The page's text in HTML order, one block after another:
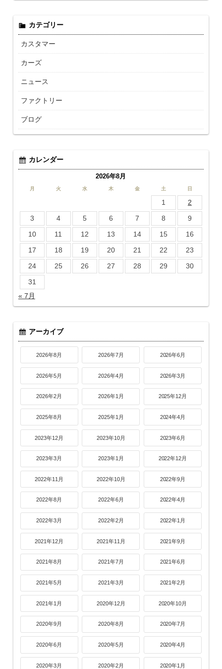
カテゴリー
カスタマー
カーズ
ニュース
ファクトリー
ブログ
カレンダー
2026年8月
月 火 水 木 金 土 日
1
2
3
4 5 6 7 8
9
10
11 12 13 14 15
16
17
18 19 20 21 22
23
24
25 26 27 28 29
30
31
« 7月
アーカイブ
2026年8月 2026年7月 2026年6月
2026年5月 2026年4月 2026年3月
2026年2月 2026年1月 2025年12月
2025年8月 2025年1月 2024年4月
2023年12月 2023年10月 2023年6月
2023年3月 2023年1月 2022年12月
2022年11月 2022年10月 2022年9月
2022年8月 2022年6月 2022年4月
2022年3月 2022年2月 2022年1月
2021年12月 2021年11月 2021年9月
2021年8月 2021年7月 2021年6月
2021年5月 2021年3月 2021年2月
2021年1月 2020年12月 2020年10月
2020年9月 2020年8月 2020年7月
2020年6月 2020年5月 2020年4月
2020年3月 2020年2月 2020年1月